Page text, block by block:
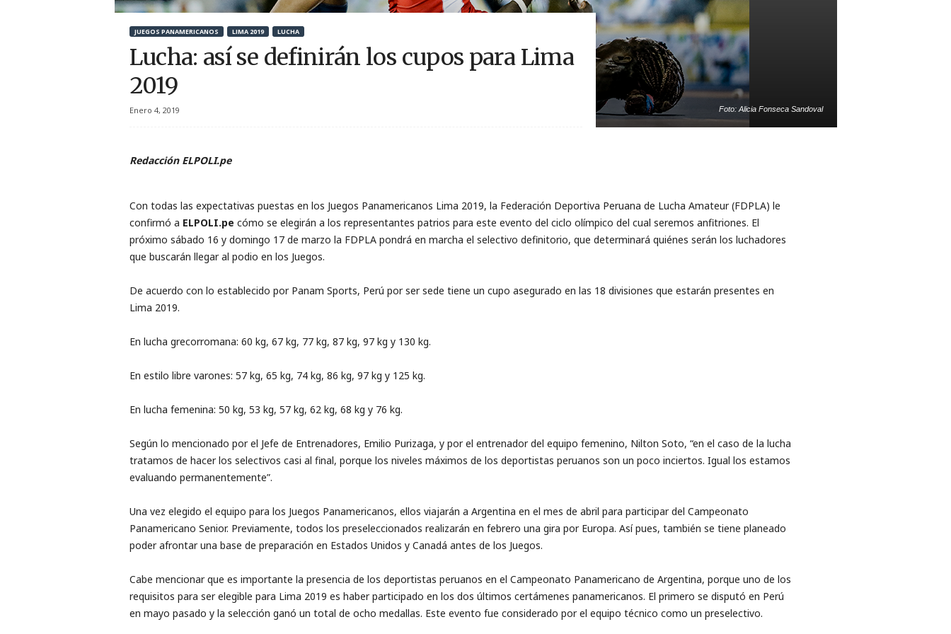
r
Foto: Alicia Fonseca Sandoval
JUEGOS PANAMERICANOS LIMA 2019 LUCHA
Lucha: así se definirán los cupos para Lima
2019
Enero 4, 2019
Redacción ELPOLI.pe
Con todas las expectativas puestas en los Juegos Panamericanos Lima 2019, la Federación Deportiva Peruana de Lucha Amateur (FDPLA) le
confirmó a ELPOLI.pe cómo se elegirán a los representantes patrios para este evento del ciclo olímpico del cual seremos anfitriones. El
próximo sábado 16 y domingo 17 de marzo la FDPLA pondrá en marcha el selectivo definitorio, que determinará quiénes serán los luchadores
que buscarán llegar al podio en los Juegos.
De acuerdo con lo establecido por Panam Sports, Perú por ser sede tiene un cupo asegurado en las 18 divisiones que estarán presentes en
Lima 2019.
En lucha grecorromana: 60 kg, 67 kg, 77 kg, 87 kg, 97 kg y 130 kg.
En estilo libre varones: 57 kg, 65 kg, 74 kg, 86 kg, 97 kg y 125 kg.
En lucha femenina: 50 kg, 53 kg, 57 kg, 62 kg, 68 kg y 76 kg.
Según lo mencionado por el Jefe de Entrenadores, Emilio Purizaga, y por el entrenador del equipo femenino, Nilton Soto, “en el caso de la lucha
tratamos de hacer los selectivos casi al final, porque los niveles máximos de los deportistas peruanos son un poco inciertos. Igual los estamos
evaluando permanentemente”.
Una vez elegido el equipo para los Juegos Panamericanos, ellos viajarán a Argentina en el mes de abril para participar del Campeonato
Panamericano Senior. Previamente, todos los preseleccionados realizarán en febrero una gira por Europa. Así pues, también se tiene planeado
poder afrontar una base de preparación en Estados Unidos y Canadá antes de los Juegos.
Cabe mencionar que es importante la presencia de los deportistas peruanos en el Campeonato Panamericano de Argentina, porque uno de los
requisitos para ser elegible para Lima 2019 es haber participado en los dos últimos certámenes panamericanos. El primero se disputó en Perú
en mayo pasado y la selección ganó un total de ocho medallas. Este evento fue considerado por el equipo técnico como un preselectivo.